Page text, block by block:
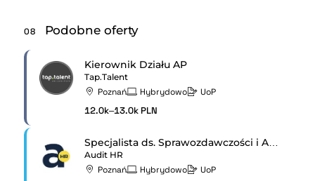
08 Podobne oferty
Kierownik Działu AP
Tap.Talent
Poznań Hybrydowo UoP
12.0k–13.0k PLN
Specjalista ds. Sprawozdawczości i Analiz w Grupie Kapitałowej (K/M)
Audit HR
Poznań Hybrydowo UoP